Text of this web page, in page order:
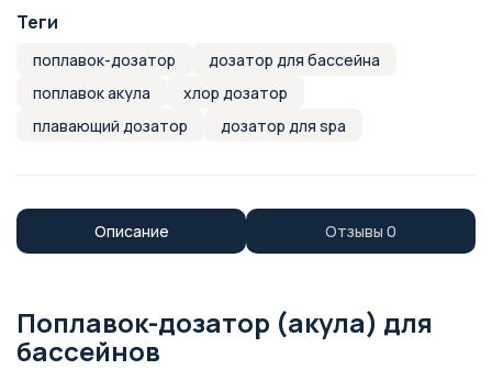
Теги
поплавок-дозатор
дозатор для бассейна
поплавок акула
хлор дозатор
плавающий дозатор
дозатор для spa
Описание Отзывы 0
Поплавок-дозатор (акула) для
бассейнов